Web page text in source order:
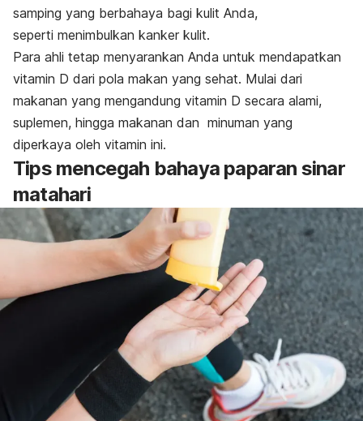
samping yang berbahaya bagi kulit Anda,
seperti menimbulkan kanker kulit.
Para ahli tetap menyarankan Anda untuk mendapatkan
vitamin D dari pola makan yang sehat. Mulai dari
makanan yang mengandung vitamin D secara alami,
suplemen, hingga makanan dan minuman yang
diperkaya oleh vitamin ini.
Tips mencegah bahaya paparan sinar
matahari